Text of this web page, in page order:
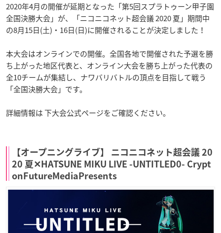
2020年4月の開催が延期となった「第5回スプラトゥーン甲子園
全国決勝大会」が、「ニコニコネット超会議 2020 夏」期間中
の8月15日(土)・16日(日)に開催されることが決定しました！
本大会はオンラインでの開催。全国各地で開催された予選を勝
ち上がった地区代表と、オンライン大会を勝ち上がった代表の
全10チームが集結し、ナワバリバトルの頂点を目指して戦う
「全国決勝大会」です。
詳細情報は 下大会公式ページをご確認ください。
【オープニングライブ】 ニコニコネット超会議 20
20 夏✕HATSUNE MIKU LIVE -UNTITLED0- Crypt
onFutureMediaPresents